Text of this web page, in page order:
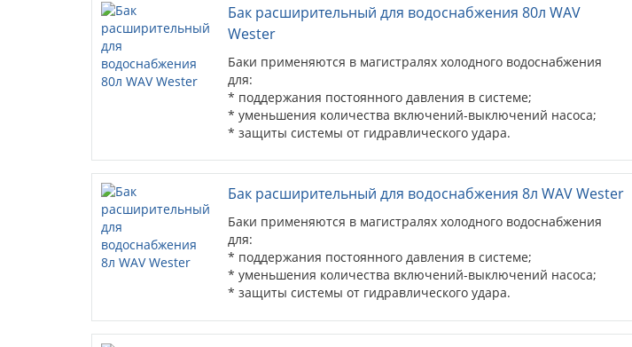
Бак расширительный для водоснабжения 80л WAV
Wester
Баки применяются в магистралях холодного водоснабжения
для:
* поддержания постоянного давления в системе;
* уменьшения количества включений-выключений насоса;
* защиты системы от гидравлического удара.
Бак расширительный для водоснабжения 8л WAV Wester
Баки применяются в магистралях холодного водоснабжения
для:
* поддержания постоянного давления в системе;
* уменьшения количества включений-выключений насоса;
* защиты системы от гидравлического удара.